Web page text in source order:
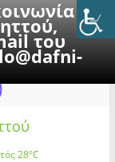
με
του
28°C